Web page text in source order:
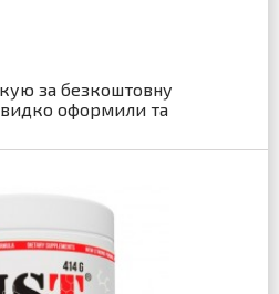
за безкоштовну
оформили та